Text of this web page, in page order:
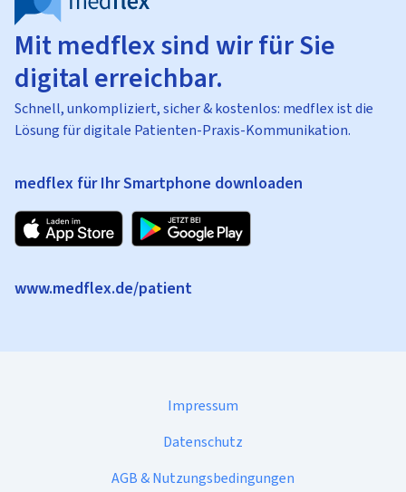
Mit medflex sind wir für Sie
digital erreichbar.
Schnell, unkompliziert, sicher & kostenlos: medflex ist die
Lösung für digitale Patienten-Praxis-Kommunikation.
medflex für Ihr Smartphone downloaden
www.medflex.de/patient
Impressum
Datenschutz
AGB & Nutzungsbedingungen